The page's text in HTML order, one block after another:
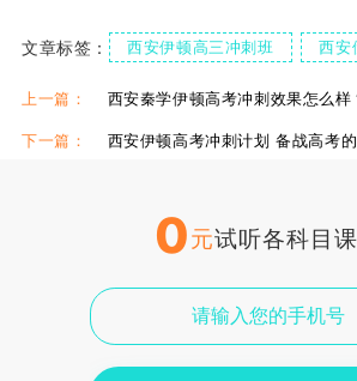
文章标签： 西安伊顿高三冲刺班 西安
伊顿高三冲刺班封闭式
上一篇： 西安秦学伊顿高考冲刺效果怎么
下一篇： 西安伊顿高考冲刺计划 备战高考
0元试听各科目